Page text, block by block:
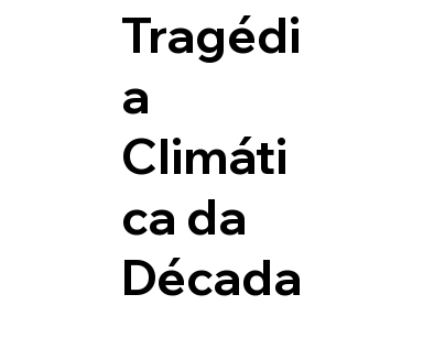
Tragédi
a
Climáti
ca da
Década